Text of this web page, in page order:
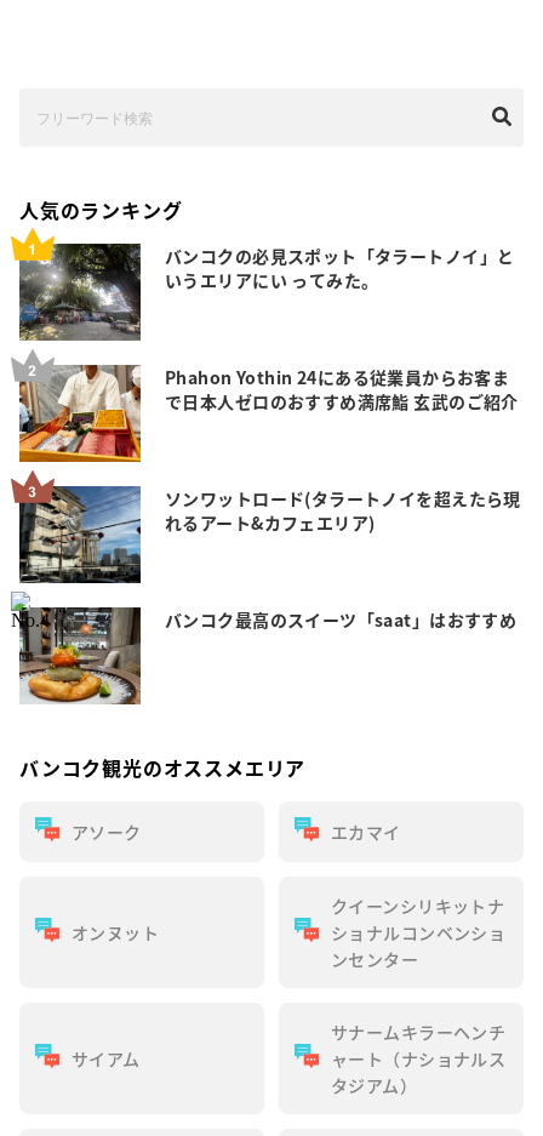
人気のランキング
バンコクの必見スポット「タラートノイ」と
いうエリアにい ってみた。
Phahon Yothin 24にある従業員からお客ま
で日本人ゼロのおすすめ満席鮨 玄武のご紹介
ソンワットロード(タラートノイを超えたら現
れるアート&カフェエリア)
バンコク最高のスイーツ「saat」はおすすめ
バンコク観光のオススメエリア
アソーク エカマイ
オンヌット
クイーンシリキットナ
ショナルコンベンショ
ンセンター
サイアム
サナームキラーヘンチ
ャート（ナショナルス
タジアム）